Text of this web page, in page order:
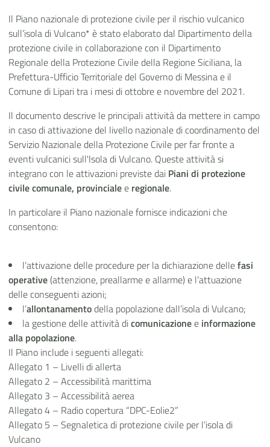
Il Piano nazionale di protezione civile per il rischio vulcanico
sull’isola di Vulcano* è stato elaborato dal Dipartimento della
protezione civile in collaborazione con il Dipartimento
Regionale della Protezione Civile della Regione Siciliana, la
Prefettura-Ufficio Territoriale del Governo di Messina e il
Comune di Lipari tra i mesi di ottobre e novembre del 2021.
Il documento descrive le principali attività da mettere in campo
in caso di attivazione del livello nazionale di coordinamento del
Servizio Nazionale della Protezione Civile per far fronte a
eventi vulcanici sull'Isola di Vulcano. Queste attività si
integrano con le attivazioni previste dai Piani di protezione
civile comunale, provincialee regionale.
In particolare il Piano nazionale fornisce indicazioni che
consentono:
l’attivazione delle procedure per la dichiarazione dellefasi
operative (attenzione, preallarme e allarme) e l’attuazione
delle conseguenti azioni;
l’allontanamentodella popolazione dall’isola di Vulcano;
la gestione delle attività dicomunicazionee informazione
alla popolazione.
Il Piano include i seguenti allegati:
Allegato 1 – Livelli di allerta
Allegato 2 – Accessibilità marittima
Allegato 3 – Accessibilità aerea
Allegato 4 – Radio copertura “DPC-Eolie2”
Allegato 5 – Segnaletica di protezione civile per l’isola di
Vulcano